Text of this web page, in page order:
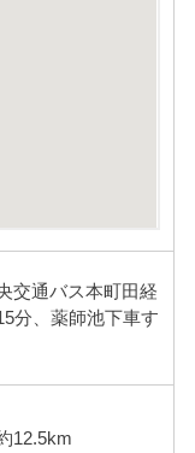
交通バス本町田経
分、薬師池下車す
12.5km